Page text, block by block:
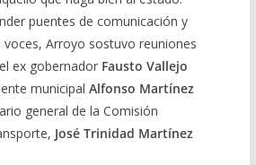
puentes de comunicación y
Arroyo sostuvo reuniones
ex gobernador Fausto Vallejo
municipal Alfonso Martínez
general de la Comisión
José Trinidad Martínez